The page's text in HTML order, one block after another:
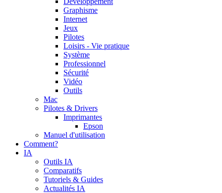
Graphisme
Internet
Jeux
Pilotes
Loisirs - Vie pratique
Système
Professionnel
Sécurité
Vidéo
Outils
Mac
Pilotes & Drivers
Imprimantes
Epson
Manuel d'utilisation
Comment?
IA
Outils IA
Comparatifs
Tutoriels & Guides
Actualités IA